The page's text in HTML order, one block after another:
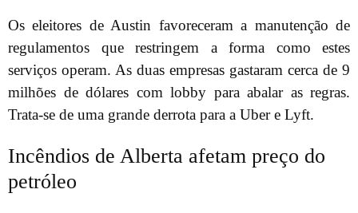
Os eleitores de Austin favoreceram a manutenção de
regulamentos que restringem a forma como estes
serviços operam. As duas empresas gastaram cerca de 9
milhões de dólares com lobby para abalar as regras.
Trata-se de uma grande derrota para a Uber e Lyft.
Incêndios de Alberta afetam preço do
petróleo